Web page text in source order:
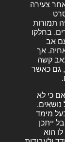
צעירה
תמורות
בחלקו
אב
אך
קשה
גם כאשר
כי לא
מימד
ייתכן
הוא